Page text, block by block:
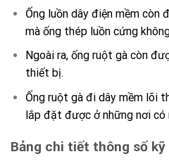
Ống luồn dây điện mềm
mà ống thép luồn cứng
Ngoài ra, ống ruột gà còn
thiết bị.
Ống ruột gà đi dây mềm lõi
lắp đặt được ở những nơi có
Bảng chi tiết thông số